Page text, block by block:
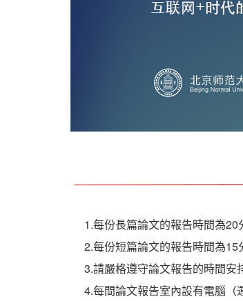
1.每份長篇論文的報告時間為20
2.每份短篇論文的報告時間為15
3.請嚴格遵守論文報告的時間安
4.每間論文報告室內設有電腦